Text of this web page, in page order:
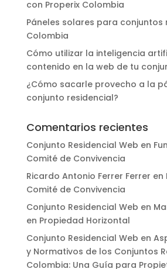
con Properix Colombia
Páneles solares para conjuntos
Colombia
Cómo utilizar la inteligencia
contenido en la web de tu
¿Cómo sacarle provecho a la
conjunto residencial?
Comentarios recientes
Conjunto Residencial Web en
Comité de Convivencia
Ricardo Antonio Ferrer Ferrer en
Comité de Convivencia
Conjunto Residencial Web en
en Propiedad Horizontal
Conjunto Residencial Web en
y Normativos de los Conjuntos
Colombia: Una Guía para